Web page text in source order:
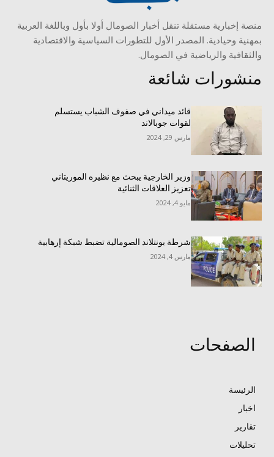
منصة إخبارية مستقلة تنقل أخبار الصومال أولا بأول وباللغة العربية
بمهنية وحيادية. المصدر الأول للتطورات السياسية والاقتصادية
والثقافية والرياضية في الصومال.
منشورات شائعة
قائد ميداني في صفوف الشباب يستسلم
لقوات جوبالاند
مارس 29, 2024
وزير الخارجية يبحث مع نظيره الموريتاني
تعزيز العلاقات الثنائية
مايو 4, 2024
شرطة بونتلاند الصومالية تضبط شبكة إرهابية
مارس 4, 2024
الصفحات
الرئيسة
اخبار
تقارير
تحليلات